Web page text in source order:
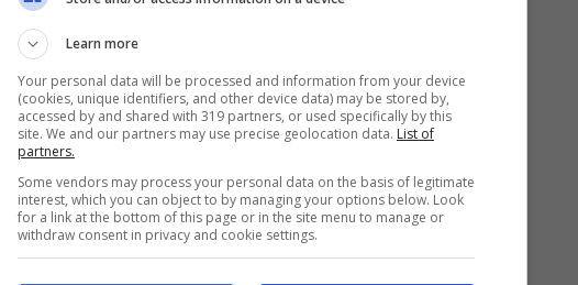
chi scrive: “Che amore” oppure “Cagnolina
foto…Bella Olga”.
la sorella? Ecco chi è Fiore
Learn more
Your personal data will be processed and information from your device
(cookies, unique identifiers, and other device data) may be stored by,
accessed by and shared with 319 partners, or used specifically by this
site. We and our partners may use precise geolocation data. List of
partners.
Some vendors may process your personal data on the basis of legitimate
interest, which you can object to by managing your options below. Look
for a link at the bottom of this page or in the site menu to manage or
withdraw consent in privacy and cookie settings.